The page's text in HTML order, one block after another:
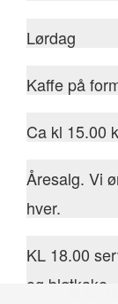
Lørdag
Kaffe på
Ca kl 15.00
Åresalg. Vi
hver.
KL 18.00
og bløtkake.